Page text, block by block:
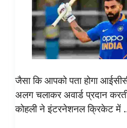
जैसा कि आपको पता होगा
अलग चलाकर अवार्ड प्रदान
कोहली ने इंटरनेशनल क्रिकेट में